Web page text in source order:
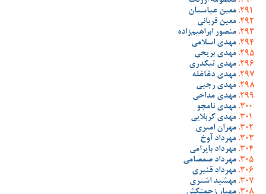
معین عباسیان
معین قربانی
منصور ابراهیم‌زاده
مهدی اسلامی
مهدی بریحی
مهدی تیکدری
مهدی دغاغله
مهدی رجبی
مهدی مداحی
مهدی نامجو
مهدی کربلایی
مهران امیری
مهرداد آوخ
مهرداد بایرامی
مهرداد صمصامی
مهرداد قنبری
مهشید اشتری